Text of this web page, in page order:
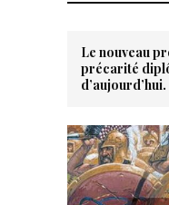
Le nouveau
précarité
d’aujourd’hui.